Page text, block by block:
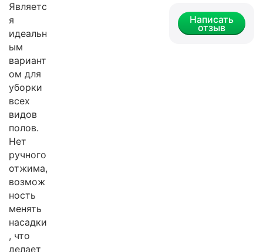
Являетс
я
идеальн
ым
вариант
ом для
уборки
всех
видов
полов.
Нет
ручного
отжима,
возмож
ность
менять
насадки
, что
делает
Написать
отзыв